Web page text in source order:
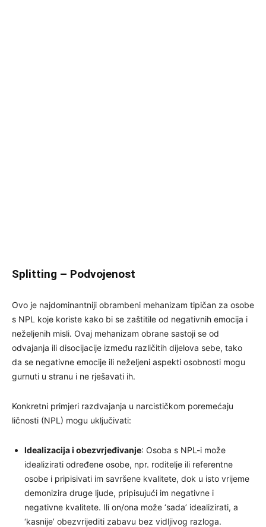
Splitting – Podvojenost
Ovo je najdominantniji obrambeni mehanizam tipičan za osobe
s NPL koje koriste kako bi se zaštitile od negativnih emocija i
neželjenih misli. Ovaj mehanizam obrane sastoji se od
odvajanja ili disocijacije između različitih dijelova sebe, tako
da se negativne emocije ili neželjeni aspekti osobnosti mogu
gurnuti u stranu i ne rješavati ih.
Konkretni primjeri razdvajanja u narcističkom poremećaju
ličnosti (NPL) mogu uključivati:
Idealizacija i obezvrjeđivanje: Osoba s NPL-i može
idealizirati određene osobe, npr. roditelje ili referentne
osobe i pripisivati ​​im savršene kvalitete, dok u isto vrijeme
demonizira druge ljude, pripisujući im negativne i
negativne kvalitete. Ili on/ona može ‘sada’ idealizirati, a
‘kasnije’ obezvrijediti zabavu bez vidljivog razloga.